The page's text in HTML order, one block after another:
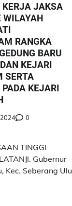
KERJA JAKSA
WILAYAH
RANGKA
BARU
KEJARI
SERTA
KEJARI
0
TINGGI
Gubernur
Kec. Seberang Ulu